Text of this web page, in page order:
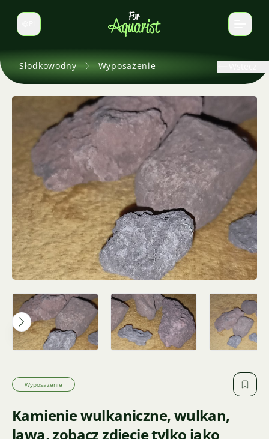
Zmień język
Słodkowodny Wyposażenie
Wyposażenie
Kamienie wulkaniczne, wulkan,
lawa, zobacz zdjęcie tylko jako